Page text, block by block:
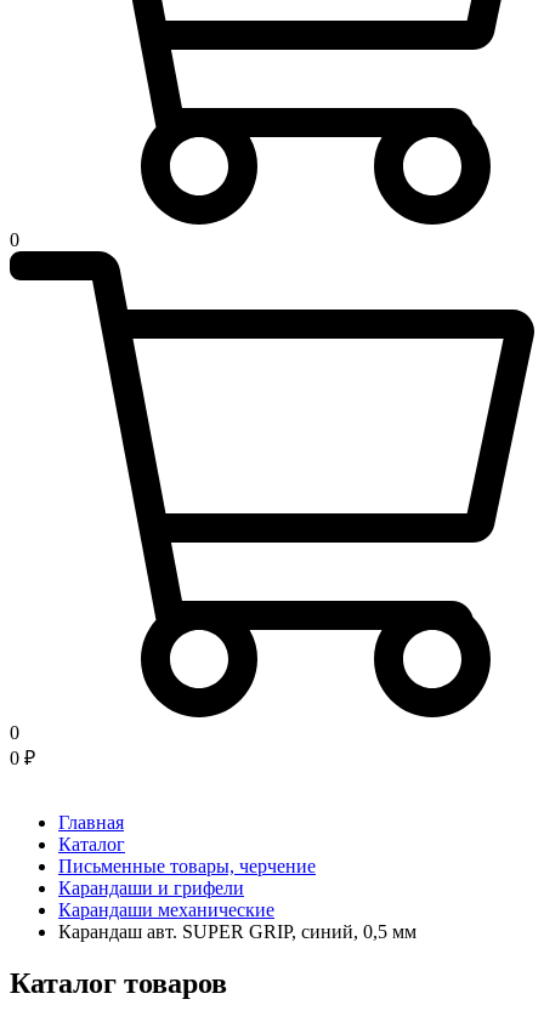
0
0
0 ₽
Главная
Каталог
Письменные товары, черчение
Карандаши и грифели
Карандаши механические
Карандаш авт. SUPER GRIP, синий, 0,5 мм
Каталог товаров